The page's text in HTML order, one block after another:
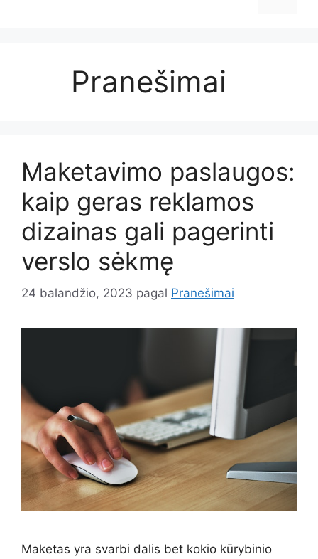
Pranešimai
Maketavimo paslaugos:
kaip geras reklamos
dizainas gali pagerinti
verslo sėkmę
24 balandžio, 2023 pagal Pranešimai
Maketas yra svarbi dalis bet kokio kūrybinio